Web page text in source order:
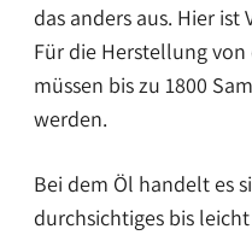
das anders aus. Hier
Für die Herstellung
müssen bis zu 1800
werden.
Bei dem Öl handelt es
durchsichtiges bis